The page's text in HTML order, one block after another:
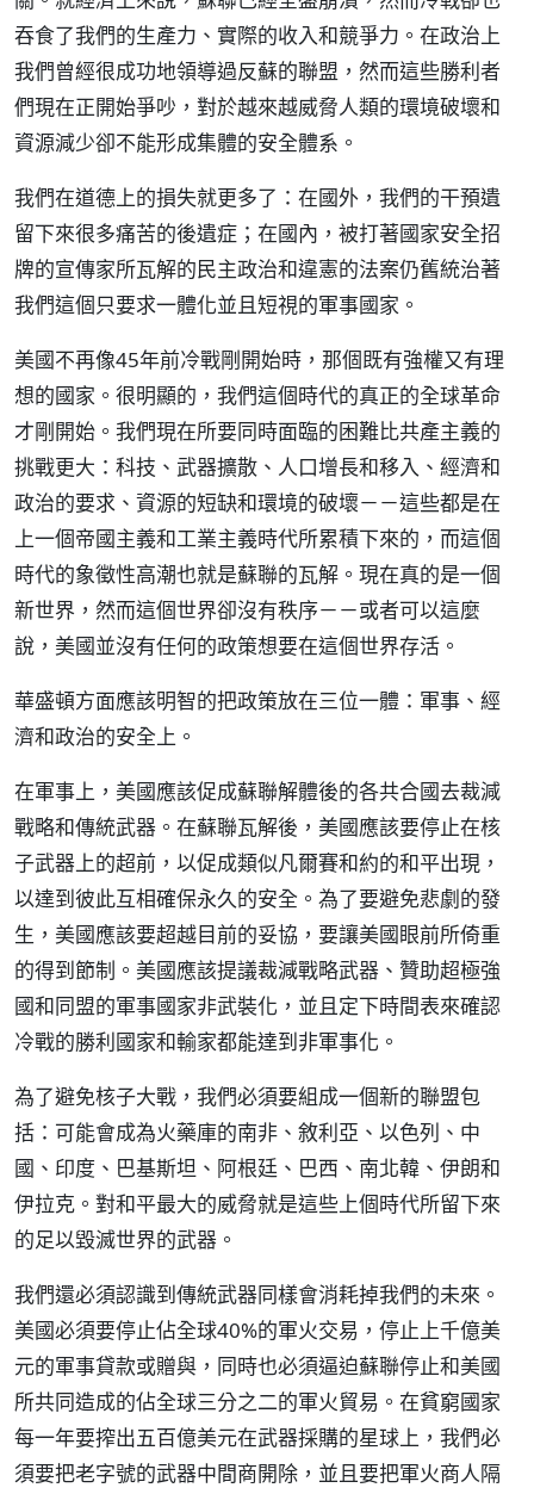
吞食了我們的生產力、實際的收入和競爭力。在政治上
我們曾經很成功地領導過反蘇的聯盟，然而這些勝利者
們現在正開始爭吵，對於越來越威脅人類的環境破壞和
資源減少卻不能形成集體的安全體系。
我們在道德上的損失就更多了：在國外，我們的干預遺
留下來很多痛苦的後遺症；在國內，被打著國家安全招
牌的宣傳家所瓦解的民主政治和違憲的法案仍舊統治著
我們這個只要求一體化並且短視的軍事國家。
美國不再像45年前冷戰剛開始時，那個既有強權又有理
想的國家。很明顯的，我們這個時代的真正的全球革命
才剛開始。我們現在所要同時面臨的困難比共產主義的
挑戰更大：科技、武器擴散、人口增長和移入、經濟和
政治的要求、資源的短缺和環境的破壞－－這些都是在
上一個帝國主義和工業主義時代所累積下來的，而這個
時代的象徵性高潮也就是蘇聯的瓦解。現在真的是一個
新世界，然而這個世界卻沒有秩序－－或者可以這麼
說，美國並沒有任何的政策想要在這個世界存活。
華盛頓方面應該明智的把政策放在三位一體：軍事、經
濟和政治的安全上。
在軍事上，美國應該促成蘇聯解體後的各共合國去裁減
戰略和傳統武器。在蘇聯瓦解後，美國應該要停止在核
子武器上的超前，以促成類似凡爾賽和約的和平出現，
以達到彼此互相確保永久的安全。為了要避免悲劇的發
生，美國應該要超越目前的妥協，要讓美國眼前所倚重
的得到節制。美國應該提議裁減戰略武器、贊助超極強
國和同盟的軍事國家非武裝化，並且定下時間表來確認
冷戰的勝利國家和輸家都能達到非軍事化。
為了避免核子大戰，我們必須要組成一個新的聯盟包
括：可能會成為火藥庫的南非、敘利亞、以色列、中
國、印度、巴基斯坦、阿根廷、巴西、南北韓、伊朗和
伊拉克。對和平最大的威脅就是這些上個時代所留下來
的足以毀滅世界的武器。
我們還必須認識到傳統武器同樣會消耗掉我們的未來。
美國必須要停止佔全球40%的軍火交易，停止上千億美
元的軍事貸款或贈與，同時也必須逼迫蘇聯停止和美國
所共同造成的佔全球三分之二的軍火貿易。在貧窮國家
每一年要搾出五百億美元在武器採購的星球上，我們必
須要把老字號的武器中間商開除，並且要把軍火商人隔